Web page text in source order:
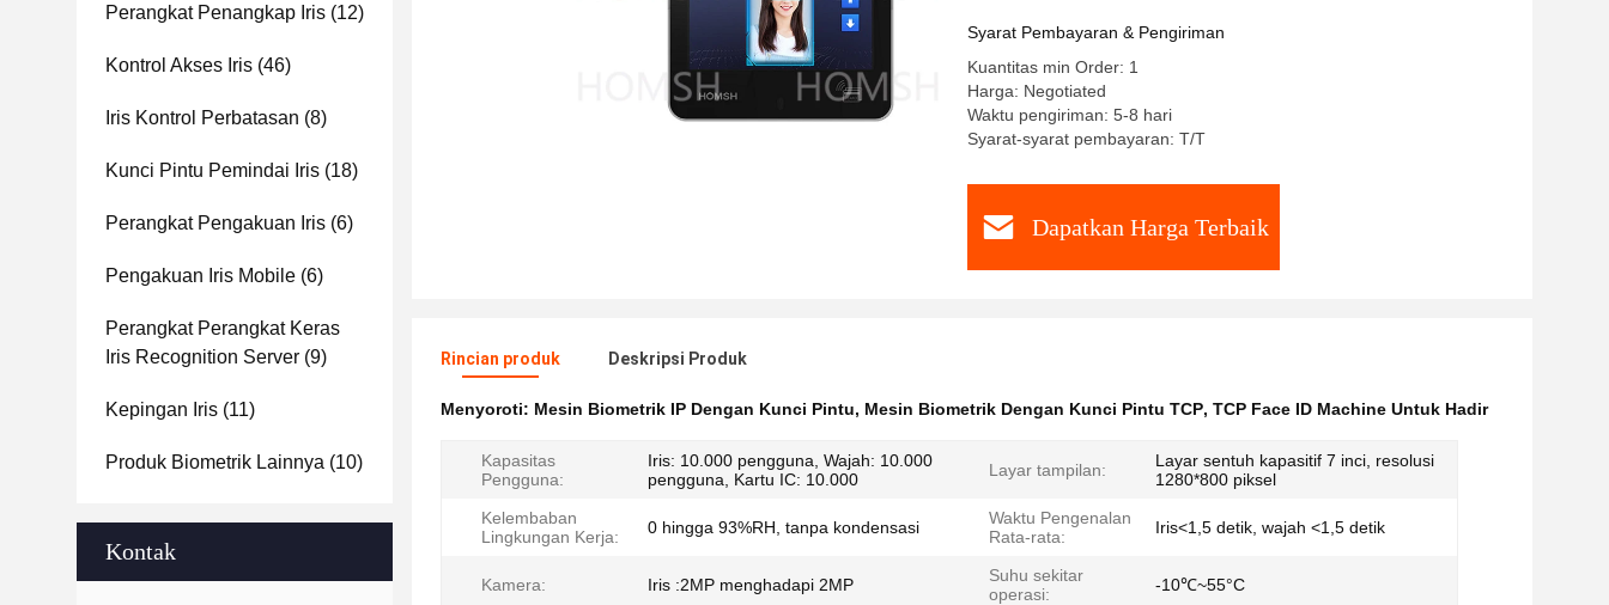
Perangkat Penangkap Iris (12)
Kontrol Akses Iris (46)
Iris Kontrol Perbatasan (8)
Kunci Pintu Pemindai Iris (18)
Perangkat Pengakuan Iris (6)
Pengakuan Iris Mobile (6)
Perangkat Perangkat Keras
Iris Recognition Server (9)
Kepingan Iris (11)
Produk Biometrik Lainnya (10)
Kontak
Syarat Pembayaran & Pengiriman
Kuantitas min Order: 1
Harga: Negotiated
Waktu pengiriman: 5-8 hari
Syarat-syarat pembayaran: T/T
Dapatkan Harga Terbaik
Rincian produk Deskripsi Produk
Menyoroti: Mesin Biometrik IP Dengan Kunci Pintu, Mesin Biometrik Dengan Kunci Pintu TCP, TCP Face ID Machine Untuk Hadir
Kapasitas
Pengguna:
Iris: 10.000 pengguna, Wajah: 10.000
pengguna, Kartu IC: 10.000
Layar tampilan:
Layar sentuh kapasitif 7 inci, resolusi
1280*800 piksel
Kelembaban
Lingkungan Kerja:
0 hingga 93%RH, tanpa kondensasi
Waktu Pengenalan
Rata-rata:
Iris<1,5 detik, wajah <1,5 detik
Kamera: Iris :2MP menghadapi 2MP
Suhu sekitar
operasi:
-10℃~55°C